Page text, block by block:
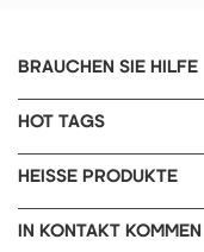
BRAUCHEN SIE HILFE
HOT TAGS
HEISSE PRODUKTE
IN KONTAKT KOMMEN